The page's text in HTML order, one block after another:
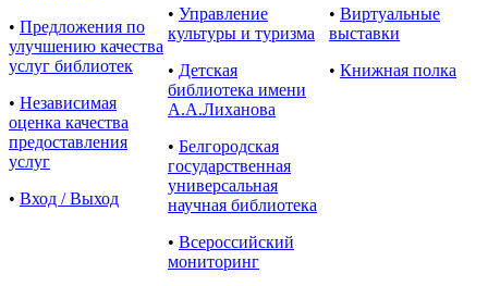
• Предложения по
улучшению качества
услуг библиотек
• Независимая
оценка качества
предоставления
услуг
• Вход / Выход
• Управление
культуры и туризма
• Детская
библиотека имени
А.А.Лиханова
• Белгородская
государственная
универсальная
научная библиотека
• Всероссийский
мониторинг
• Виртуальные
выставки
• Книжная полка